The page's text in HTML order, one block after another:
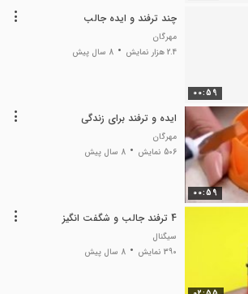
00:59
چند ترفند و ایده جالب
مهرگان
2.4 هزار نمایش
8 سال پیش
00:59
ایده و ترفند برای زندگی
مهرگان
506 نمایش
8 سال پیش
4 ترفند جالب و شگفت انگیز
سیگنال
390 نمایش
8 سال پیش